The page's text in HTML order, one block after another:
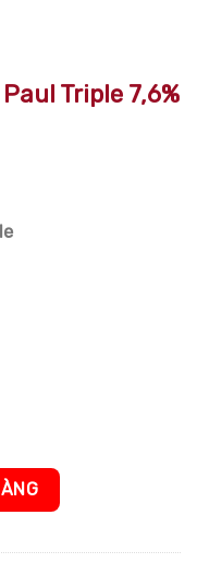
Triple 7,6%
số lượng